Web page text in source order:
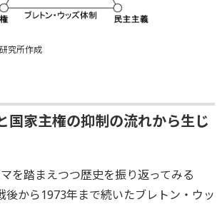
究所作成
国家主権の抑制の流れから生じ
を踏まえつつ歴史を振り返ってみる
後から1973年まで続いたブレトン・ウッ